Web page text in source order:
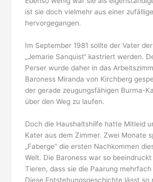
ist sie doch vielmehr aus einer
hervorgegangen.
Im September 1981 sollte der Vater
„Jemarie Sanquist“ kastriert werden.
Perser wurde daher in das
Baroness Miranda von Kirchberg
der gerade zeugungsfähigen Burma-
über den Weg zu laufen.
Doch die Haushaltshilfe hatte Mitleid
Kater aus dem Zimmer. Zwei Monate
„Faberge“ die ersten Nachkommen
Welt. Die Baroness war so
Tieren, dass sie die Paarung
Diese Entstehungsgeschichte lässt so